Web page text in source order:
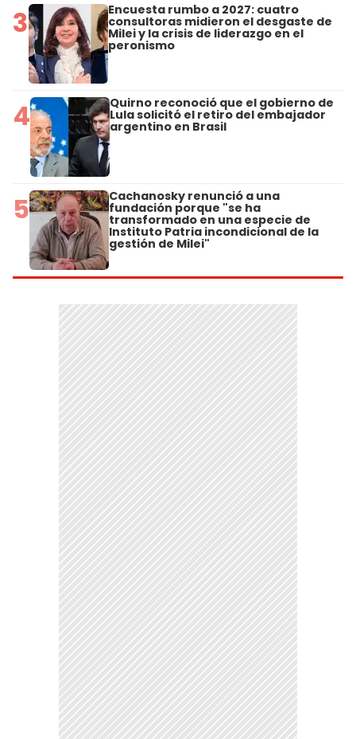
3 Encuesta rumbo a 2027: cuatro
consultoras midieron el desgaste de
Milei y la crisis de liderazgo en el
peronismo
4 Quirno reconoció que el gobierno de
Lula solicitó el retiro del embajador
argentino en Brasil
5 Cachanosky renunció a una
fundación porque "se ha
transformado en una especie de
Instituto Patria incondicional de la
gestión de Milei"